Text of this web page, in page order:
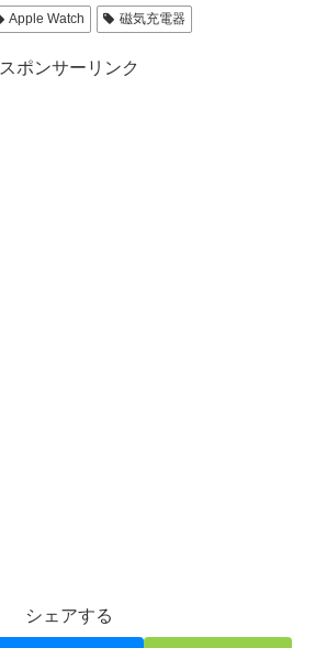
Apple Watch 磁気充電器
スポンサーリンク
シェアする